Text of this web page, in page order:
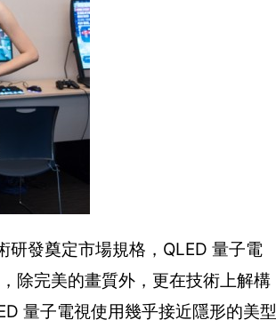
研發奠定市場規格，QLED 量子電
除完美的畫質外，更在技術上解構
量子電視使用幾乎接近隱形的美型